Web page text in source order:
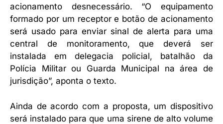
acionamento desnecessário. “O equipamento
formado por um receptor e botão de acionamento
será usado para enviar sinal de alerta para uma
central de monitoramento, que deverá ser
instalada em delegacia policial, batalhão da
Polícia Militar ou Guarda Municipal na área de
jurisdição”, aponta o texto.
Ainda de acordo com a proposta, um dispositivo
será instalado para que uma sirene de alto volume